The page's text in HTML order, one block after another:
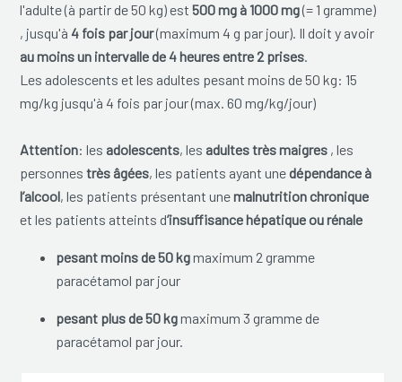
l'adulte (à partir de 50 kg) est500 mg à 1000 mg(= 1 gramme)
, jusqu'à4 fois par jour(maximum 4 g par jour). Il doit y avoir
au moins un intervalle de 4 heures entre 2 prises.
Les adolescents et les adultes pesant moins de 50 kg: 15
mg/kg jusqu'à 4 fois par jour (max. 60 mg/kg/jour)
Attention: les adolescents, les adultes très maigres , les
personnestrès âgées, les patients ayant unedépendance à
l’alcool, les patients présentant unemalnutrition chronique
et les patients atteints d’insuffisance hépatique ou rénale
pesant moins de 50 kgmaximum 2 gramme
paracétamol par jour
pesant plus de 50 kgmaximum 3 gramme de
paracétamol par jour.